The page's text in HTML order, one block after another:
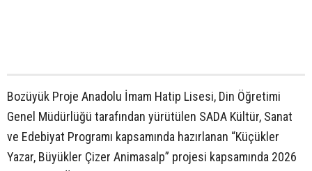
Bozüyük Proje Anadolu İmam Hatip Lisesi, Din Öğretimi
Genel Müdürlüğü tarafından yürütülen SADA Kültür, Sanat
ve Edebiyat Programı kapsamında hazırlanan “Küçükler
Yazar, Büyükler Çizer Animasalp” projesi kapsamında 2026